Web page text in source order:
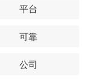
平台
可靠
公司